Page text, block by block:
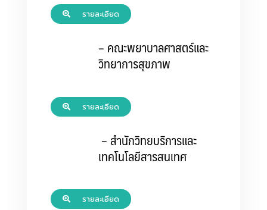
รายละเอียด
– คณะพยาบาลศาสตร์และ
วิทยาการสุขภาพ
รายละเอียด
– สำนักวิทยบริการและ
เทคโนโลยีสารสนเทศ
รายละเอียด